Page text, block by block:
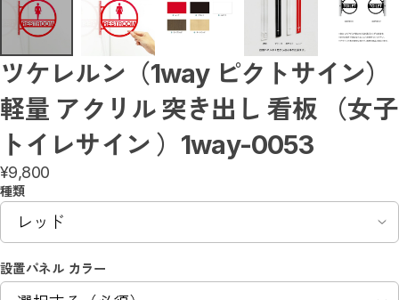
壁付サイン
アクリルサイン
番号・階数サイン
アルミ複合板サイン
カルプサイン
階数表示 / 階段表示サイン
小さなミニサイン
ダウンライトキャップ
置き型サイン
オリジナル（社名・ロゴ）サイン（送料無料）
天吊りサイン
ダウンライトサインフリー
マグネットAサイン（送料無料）
ツケレルン（1way ピクトサイン）
軽量 アクリル 突き出し 看板 （女子
トイレサイン ）1way-0053
¥9,800
種類
設置パネル カラー